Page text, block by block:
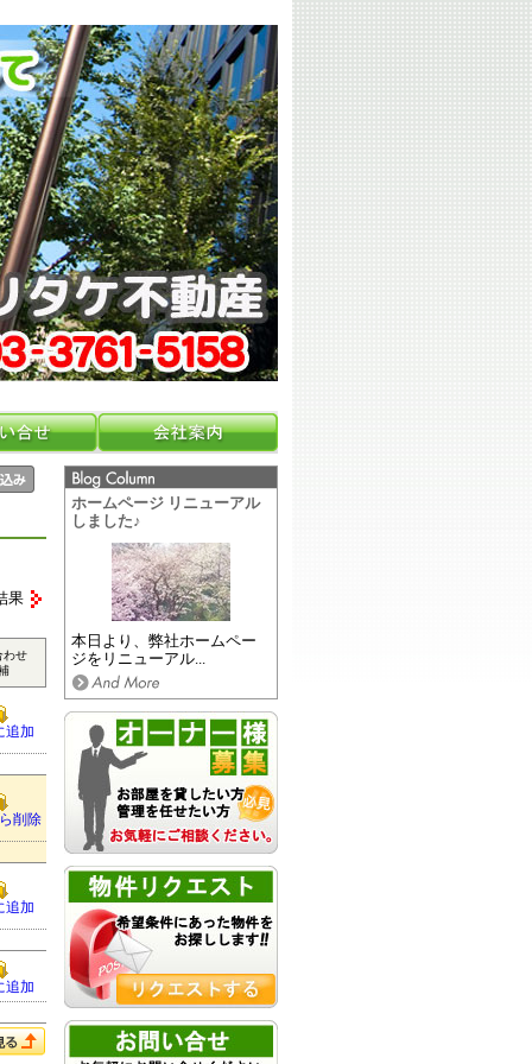
ホームページ リニューアル
しました♪
本日より、弊社ホームペー
ジをリニューアル...
果
わせ
追加
削除
追加
追加